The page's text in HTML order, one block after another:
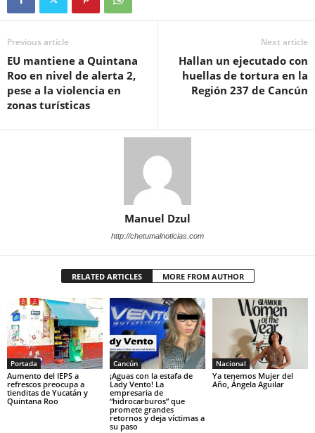
Previous article
EU mantiene a Quintana
Roo en nivel de alerta 2,
pese a la violencia en
zonas turísticas
Next article
Hallan un ejecutado con
huellas de tortura en la
Región 237 de Cancún
Manuel Dzul
http://chetumalnoticias.com
RELATED ARTICLES MORE FROM AUTHOR
Portada
Aumento del IEPS a
refrescos preocupa a
tienditas de Yucatán y
Quintana Roo
Cancún
¡Aguas con la estafa de
Lady Vento! La
empresaria de
“hidrocarburos” que
promete grandes
retornos y deja víctimas a
su paso
Nacional
Ya tenemos Mujer del
Año, Ángela Aguilar